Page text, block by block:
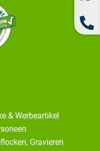
& Werbeartikel
Gravieren